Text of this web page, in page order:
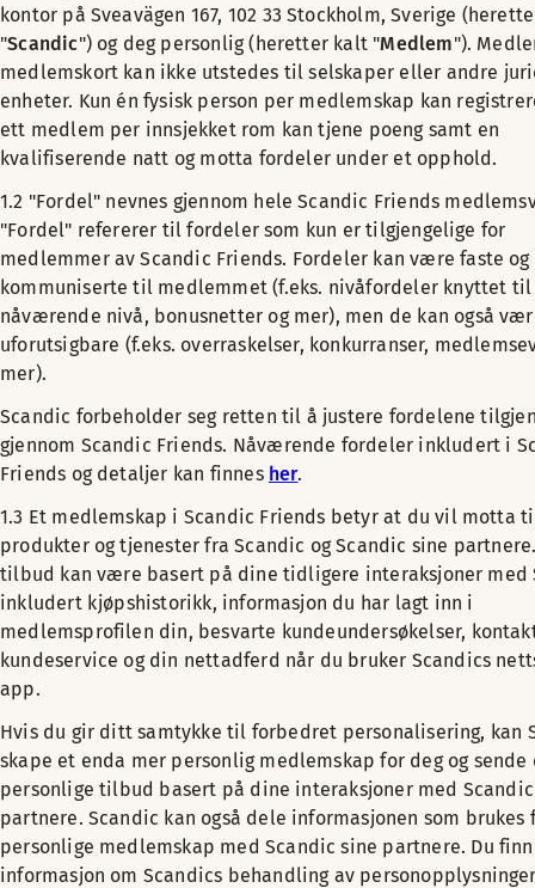
kontor på Sveavägen 167, 102 33 Stockholm, Sverige
"Scandic") og deg personlig (heretter kalt "Medlem").
medlemskort kan ikke utstedes til selskaper eller andre
enheter. Kun én fysisk person per medlemskap kan
ett medlem per innsjekket rom kan tjene poeng samt en
kvalifiserende natt og motta fordeler under et opphold.
1.2 "Fordel" nevnes gjennom hele Scandic Friends
"Fordel" refererer til fordeler som kun er tilgjengelige for
medlemmer av Scandic Friends. Fordeler kan være faste og
kommuniserte til medlemmet (f.eks. nivåfordeler knyttet til
nåværende nivå, bonusnetter og mer), men de kan også
uforutsigbare (f.eks. overraskelser, konkurranser,
mer).
Scandic forbeholder seg retten til å justere fordelene
gjennom Scandic Friends. Nåværende fordeler inkludert i
Friends og detaljer kan finnes her.
1.3 Et medlemskap i Scandic Friends betyr at du vil motta
produkter og tjenester fra Scandic og Scandic sine
tilbud kan være basert på dine tidligere interaksjoner med
inkludert kjøpshistorikk, informasjon du har lagt inn i
medlemsprofilen din, besvarte kundeundersøkelser,
kundeservice og din nettadferd når du bruker Scandics
app.
Hvis du gir ditt samtykke til forbedret personalisering, kan
skape et enda mer personlig medlemskap for deg og sende
personlige tilbud basert på dine interaksjoner med
partnere. Scandic kan også dele informasjonen som
personlige medlemskap med Scandic sine partnere. Du
informasjon om Scandics behandling av